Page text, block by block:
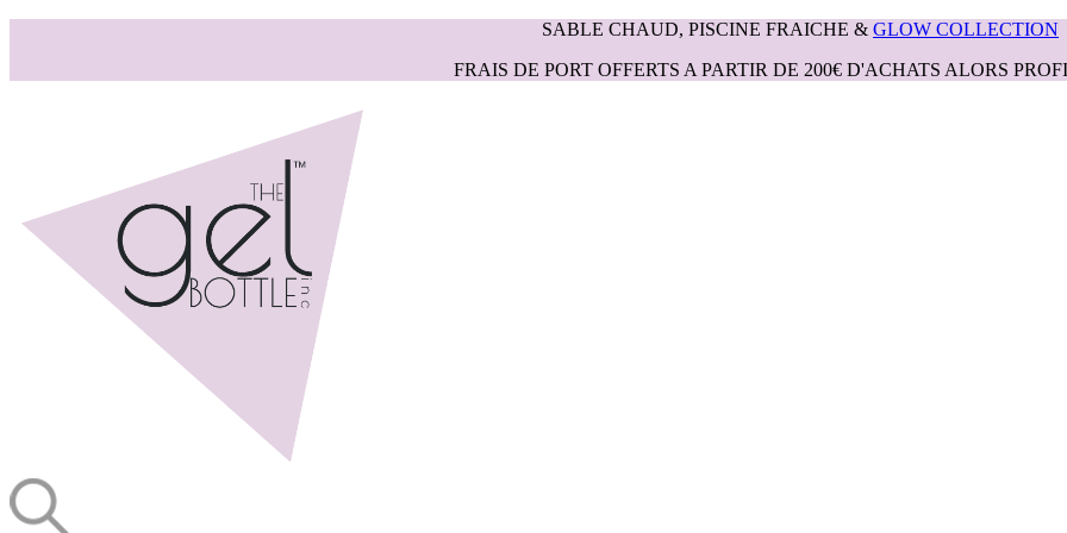
SABLE CHAUD, PISCINE FRAICHE & GLOW COLLECTION
FRAIS DE PORT OFFERTS A PARTIR DE 200€ D'ACHATS ALORS